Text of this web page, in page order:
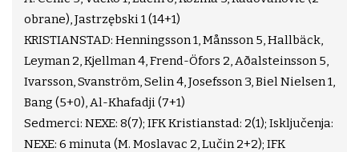
obrane), Jastrzębski 1 (14+1)
KRISTIANSTAD: Henningsson 1, Månsson 5, Hallbäck,
Leyman 2, Kjellman 4, Frend-Öfors 2, Aðalsteinsson 5,
Ivarsson, Svanström, Selin 4, Josefsson 3, Biel Nielsen 1,
Bang (5+0), Al-Khafadji (7+1)
Sedmerci: NEXE: 8(7); IFK Kristianstad: 2(1); Isključenja:
NEXE: 6 minuta (M. Moslavac 2, Lučin 2+2); IFK